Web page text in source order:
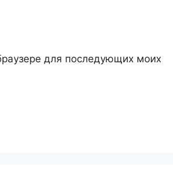
для последующих моих